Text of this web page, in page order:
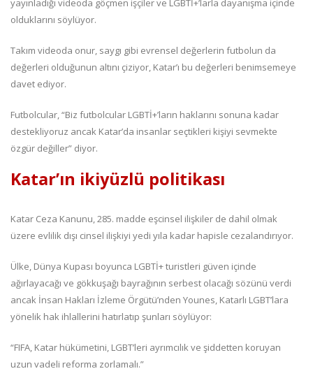
yayınladığı videoda göçmen işçiler ve LGBTİ+’larla dayanışma içinde
olduklarını söylüyor.
Takım videoda onur, saygı gibi evrensel değerlerin futbolun da
değerleri olduğunun altını çiziyor, Katar’ı bu değerleri benimsemeye
davet ediyor.
Futbolcular, “Biz futbolcular LGBTİ+’ların haklarını sonuna kadar
destekliyoruz ancak Katar’da insanlar seçtikleri kişiyi sevmekte
özgür değiller” diyor.
Katar’ın ikiyüzlü politikası
Katar Ceza Kanunu, 285. madde eşcinsel ilişkiler de dahil olmak
üzere evlilik dışı cinsel ilişkiyi yedi yıla kadar hapisle cezalandırıyor.
Ülke, Dünya Kupası boyunca LGBTİ+ turistleri güven içinde
ağırlayacağı ve gökkuşağı bayrağının serbest olacağı sözünü verdi
ancak İnsan Hakları İzleme Örgütü’nden Younes, Katarlı LGBT’lara
yönelik hak ihlallerini hatırlatıp şunları söylüyor:
“FIFA, Katar hükümetini, LGBT’leri ayrımcılık ve şiddetten koruyan
uzun vadeli reforma zorlamalı.”